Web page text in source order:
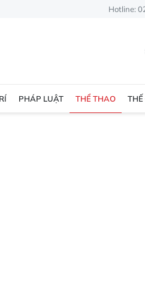
Hotline:
PHÁP LUẬT THỂ THAO THẾ